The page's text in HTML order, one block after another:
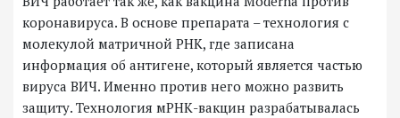
коронавируса. В основе препарата – технология с
молекулой матричной РНК, где записана
информация об антигене, который является частью
вируса ВИЧ. Именно против него можно развить
защиту. Технология мРНК-вакцин разрабатывалась